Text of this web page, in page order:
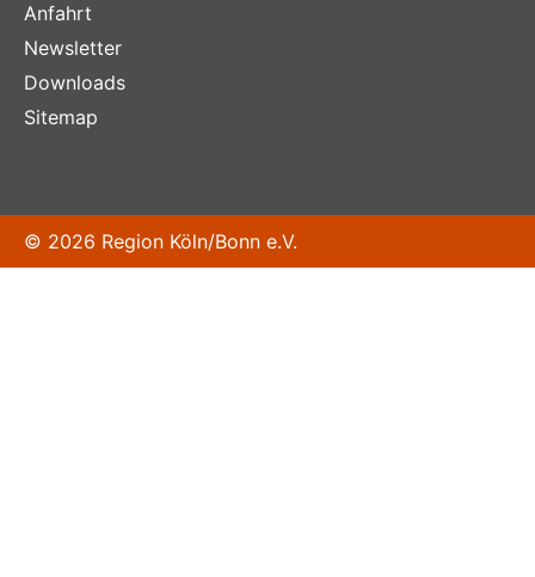
Anfahrt
Newsletter
Downloads
Sitemap
© 2026 Region Köln/Bonn e.V.